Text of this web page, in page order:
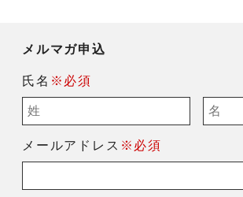
メルマガ申込
氏名 ※必須
メールアドレス ※必須